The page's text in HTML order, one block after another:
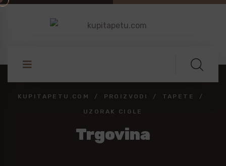
KUPITAPETU.COM PROIZVODI TAPETE
UZORAK CIGLE
Trgovina